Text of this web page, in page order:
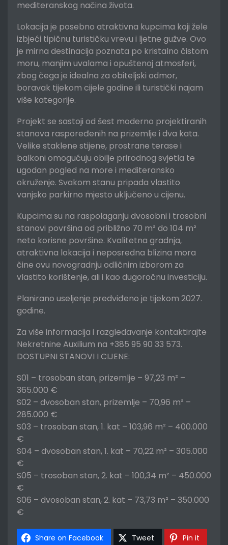
mediteranskog načina života.
Lokacija je posebno atraktivna kupcima koji žele
izbjeći tipičnu turističku vrevu i ljetne gužve. Ovo
je mirna destinacija poznata po kristalno čistom
moru, manjim uvalama i opuštenoj atmosferi,
zbog čega je idealna za obiteljski odmor,
boravak tijekom cijele godine ili turistički najam
više kategorije.
Projekt se sastoji od šest moderno projektiranih
stanova raspoređenih na prizemlje i dva kata.
Velike staklene stijene, prostrane terase i
balkoni omogućuju obilje prirodnog svjetla te
ugodan pogled na more i mediteransko
okruženje. Svakom stanu pripada vlastito
vanjsko parkirno mjesto uključeno u cijenu.
Kupcima su na raspolaganju dvosobni i trosobni
stanovi površina od približno 70 m² do 104 m²
neto korisne površine. Kvalitetna gradnja,
atraktivna lokacija i neposredna blizina mora
čine ovu novogradnju odličnim izborom za
vlastito korištenje, ali i kao dugoročnu investiciju.
Planirano useljenje predviđeno je tijekom 2027.
godine.
Za više informacija i razgledavanje kontaktirajte
Nekretnine Auxilium na +385 95 90 33 573.
DOSTUPNI STANOVI I CIJENE:
S01 – trosoban stan, prizemlje – 97,23 m² –
365.000 €
S02 – dvosoban stan, prizemlje – 70,96 m² –
285.000 €
S03 – trosoban stan, 1. kat – 103,96 m² – 400.000
€
S04 – dvosoban stan, 1. kat – 70,22 m² – 305.000
€
S05 – trosoban stan, 2. kat – 100,34 m² – 450.000
€
S06 – dvosoban stan, 2. kat – 73,73 m² – 350.000
€
Share on Facebook Tweet Pin it